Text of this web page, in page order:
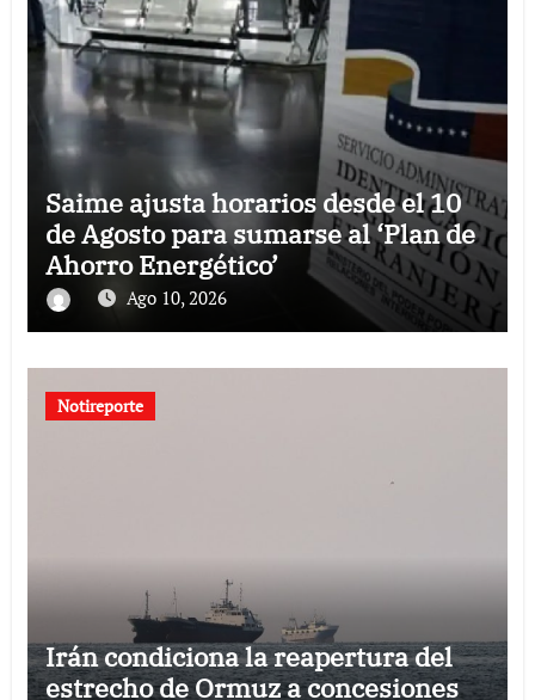
Saime ajusta horarios desde el 10
de Agosto para sumarse al ‘Plan de
Ahorro Energético’
Ago 10, 2026
Notireporte
Irán condiciona la reapertura del
estrecho de Ormuz a concesiones